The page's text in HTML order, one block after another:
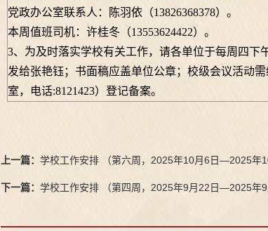
党政办公室联系人：陈羽依（13826368378）。
本周值班司机： 许桂冬（13553624422） 。
3、为及时落实学校有关工作，请各单位于每周四下
发给张艳钰；书面稿应盖单位公章；校级会议活动
室，电话:8121423）登记备案。
上一篇： 学校工作安排 （第六周，2025年10月6日—2025
下一篇： 学校工作安排 （第四周，2025年9月22日—2025